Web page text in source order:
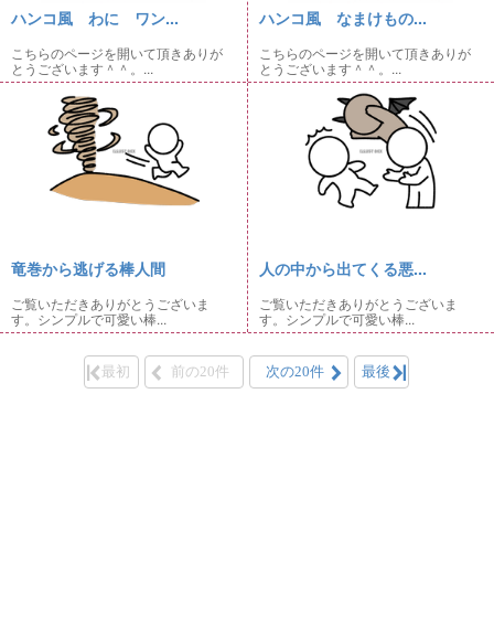
ハンコ風 わに ワン...
こちらのページを開いて頂きありが
とうございます＾＾。...
ハンコ風 なまけもの...
こちらのページを開いて頂きありが
とうございます＾＾。...
竜巻から逃げる棒人間
ご覧いただきありがとうございま
す。シンプルで可愛い棒...
人の中から出てくる悪...
ご覧いただきありがとうございま
す。シンプルで可愛い棒...
最初 前の20件 次の20件 最後